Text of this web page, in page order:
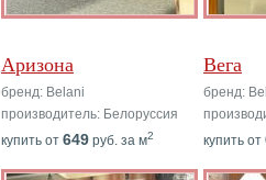
Аризона
бренд: Belani
производитель: Белоруссия
купить от 649 руб. за м2
Вега
бренд:
купить от